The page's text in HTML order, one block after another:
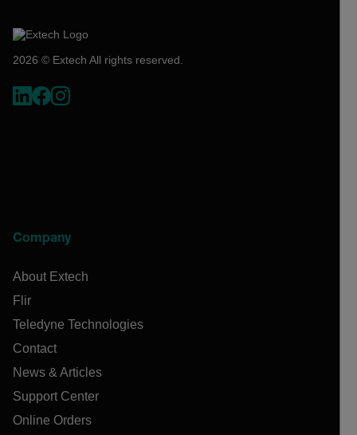
2026 © Extech All rights reserved.
Company
About Extech
Flir
Teledyne Technologies
Contact
News & Articles
Support Center
Online Orders